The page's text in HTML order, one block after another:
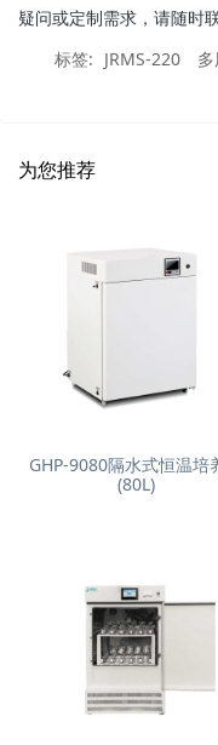
疑问或定制需求，请随时
标签: JRMS-220
为您推荐
GHP-9080隔水式恒温培
(80L)